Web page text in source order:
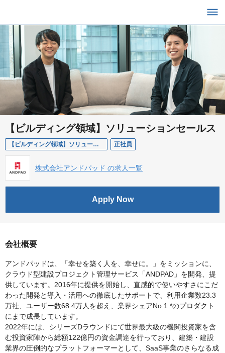
【ビルディング領域】ソリューションセールス
【ビルディング領域】ソリューションセールス 正社員
株式会社アンドパッド の求人一覧
Apply Now
会社概要
アンドパッドは、「幸せを築く人を、幸せに。」をミッションに、
クラウド型建設プロジェクト管理サービス「ANDPAD」を開発、提
供しています。2016年に提供を開始し、直感的で使いやすさにこだ
わった開発と導入・活用への徹底したサポートで、利用企業数23.3
万社、ユーザー数68.4万人を超え、業界シェアNo.1 *のプロダクト
にまで成長しています。
2022年には、シリーズDラウンドにて世界最大級の機関投資家を含
む投資家陣から総額122億円の資金調達を行っており、建築・建設
業界の圧倒的なプラットフォーマーとして、SaaS事業のさらなる成